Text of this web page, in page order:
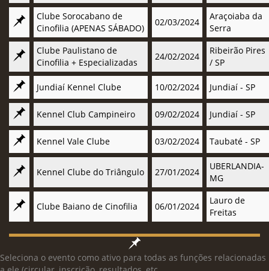
Clube Sorocabano de
Cinofilia (APENAS SÁBADO)
02/03/2024
Araçoiaba da
Serra
Clube Paulistano de
Cinofilia + Especializadas
24/02/2024
Ribeirão Pires
/ SP
Jundiaí Kennel Clube 10/02/2024 Jundiaí - SP
Kennel Club Campineiro 09/02/2024 Jundiaí - SP
Kennel Vale Clube 03/02/2024 Taubaté - SP
Kennel Clube do Triângulo 27/01/2024
UBERLANDIA-
MG
Clube Baiano de Cinofilia 06/01/2024
Lauro de
Freitas
Seleciona o evento como ativo para todas as funções relacionadas